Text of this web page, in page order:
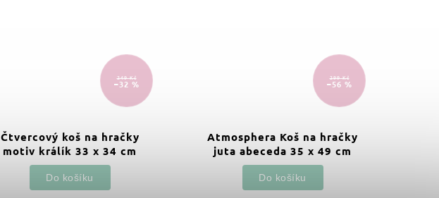
249 Kč
–32 %
Čtvercový koš na hračky
motiv králík 33 x 34 cm
Do košíku
299 Kč
–56 %
Atmosphera Koš na hračky
juta abeceda 35 x 49 cm
Do košíku